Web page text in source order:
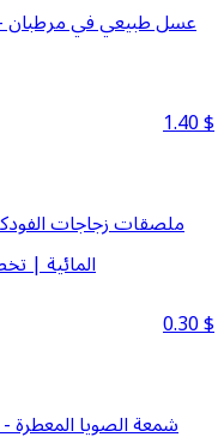
1.40$
ملصقات زجاجات
المائية |
0.30$